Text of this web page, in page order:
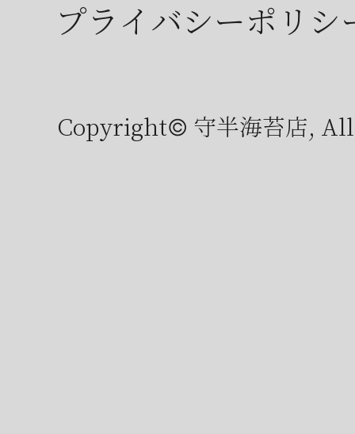
プライバシーポリシ
Copyright© 守半海苔店,